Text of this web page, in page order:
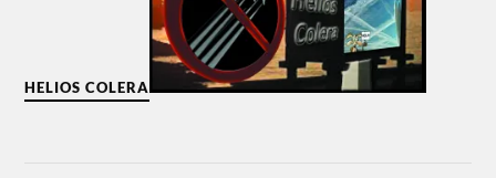
HELIOS COLERA